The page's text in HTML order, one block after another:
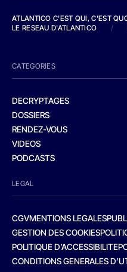
ATLANTICO C'EST QUI, C'EST
LE RESEAU D'ATLANTICO
/
CATEGORIES
DECRYPTAGES
DOSSIERS
RENDEZ-VOUS
VIDEOS
PODCASTS
LEGAL
CGVMENTIONS LEGALES
GESTION DES COOKIES
POLITIQUE D’ACCESSIBILITE
CONDITIONS GENERALES